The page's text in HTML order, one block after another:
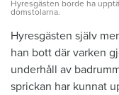
Hyresgästen borde ha
domstolarna.
Hyresgästen själv
han bott där varken
underhåll av
sprickan har kunnat